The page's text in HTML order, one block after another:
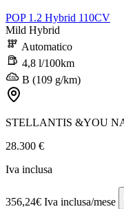
POP 1.2 Hybrid 110CV
Mild Hybrid
Automatico
4,8 l/100km
B (109 g/km)
STELLANTIS &YOU
28.300 €
Iva inclusa
356,24€ Iva inclusa/mese